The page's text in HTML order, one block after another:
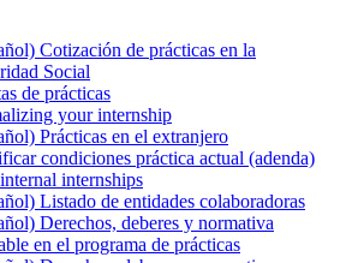
Cotización de prácticas en la
Social
de prácticas
your internship
Prácticas en el extranjero
condiciones práctica actual (adenda)
internships
Listado de entidades colaboradoras
Derechos, deberes y normativa
en el programa de prácticas